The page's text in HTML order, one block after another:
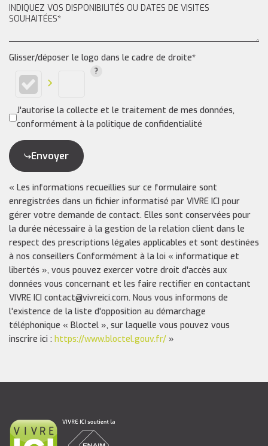
Glisser/déposer le logo dans le cadre de droite*
J'autorise la collecte et le traitement de mes données,
conformément à la politique de confidentialité
Envoyer
« Les informations recueillies sur ce formulaire sont
enregistrées dans un fichier informatisé par VIVRE ICI pour
gérer votre demande de contact. Elles sont conservées pour
la durée nécessaire à la gestion de la relation client dans le
respect des prescriptions légales applicables et sont destinées
à nos conseillers Conformément à la loi « informatique et
libertés », vous pouvez exercer votre droit d'accès aux
données vous concernant et les faire rectifier en contactant
VIVRE ICI contact@vivreici.com. Nous vous informons de
l'existence de la liste d'opposition au démarchage
téléphonique « Bloctel », sur laquelle vous pouvez vous
inscrire ici : https://www.bloctel.gouv.fr/ »